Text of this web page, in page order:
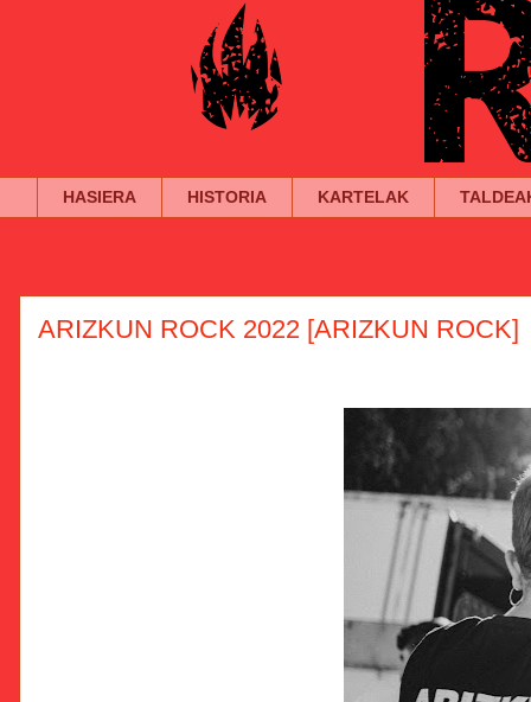
HASIERA HISTORIA KARTELAK
ARIZKUN ROCK 2022 [ARIZKUN ROCK]